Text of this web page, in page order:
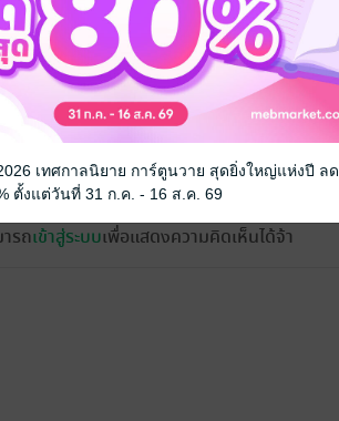
รถเข้าสู่ระบบเพื่อแสดงความคิดเห็นได้จ้า
เทศกาลนิยาย การ์ตูนวาย สุดยิ่งใหญ่แห่งปี ลด
ตั้งแต่วันที่ 31 ก.ค. - 16 ส.ค. 69